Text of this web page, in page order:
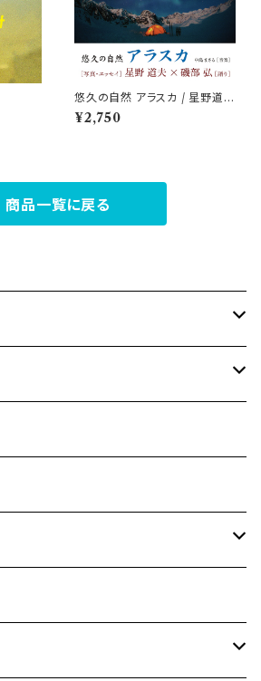
悠久の自然 アラスカ / 星野道夫
× 磯部弘
¥2,750
商品一覧に戻る